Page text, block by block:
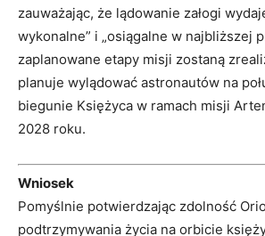
zauważając, że lądowanie załogi
wykonalne” i „osiągalne w najbliższej
zaplanowane etapy misji zostaną
planuje wylądować astronautów na
biegunie Księżyca w ramach misji
2028 roku.
Wniosek
Pomyślnie potwierdzając zdolność
podtrzymywania życia na orbicie